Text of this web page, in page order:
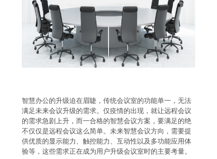
智慧办公的升级迫在眉睫，传统会议室的功能单一，无法
满足未来会议升级的需求。仅疫情的出现，就让远程会议
的需求急剧上升，而一合格的智慧会议方案，要满足的绝
不仅仅是远程会议这么简单。未来智慧会议方向，需要提
供优质的显示能力、触控能力、互动性以及多功能应用体
验等，这些需求正在成为用户升级会议室时的主要考量。